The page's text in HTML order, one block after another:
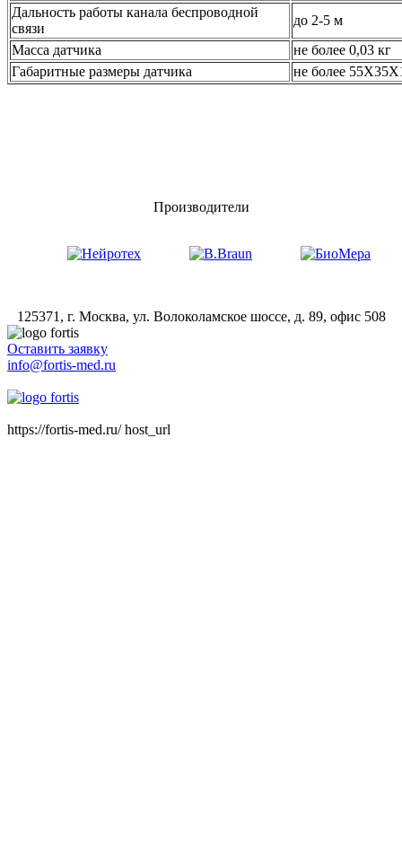
Дальность работы канала беспроводной
связи
до 2-5 м
Масса датчика
не более 0,03 кг
Габаритные размеры датчика
не более
Производители
125371, г. Москва, ул. Волоколамское шоссе, д. 89, офис 508
Оставить заявку
info@fortis-med.ru
https://fortis-med.ru/ host_url